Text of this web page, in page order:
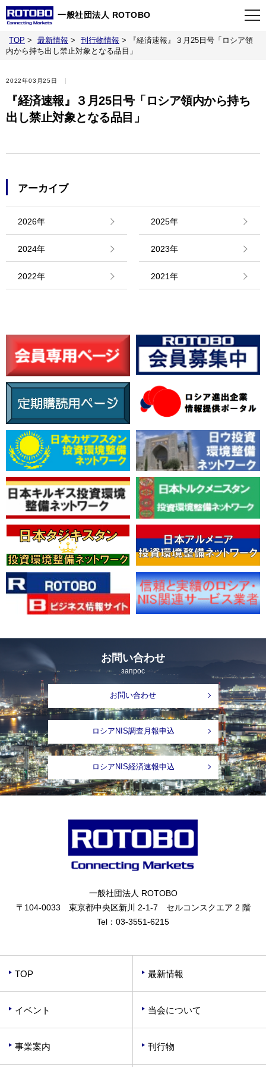
一般社団法人 ROTOBO
TOP
最新情報
当会について
刊行物
情報館
TOP > 最新情報 > 刊行物情報 >
『経済速報』３月25日号「ロシア領
内から持ち出し禁止対象となる品目」
2022年03月25日
『経済速報』３月25日号「ロシア領内から持ち
出し禁止対象となる品目」
アーカイブ
2026年 2025年
2024年 2023年
2022年 2021年
お問い合わせ
запрос
お問い合わせ
ロシアNIS調査月報申込
ロシアNIS経済速報申込
一般社団法人 ROTOBO
〒104-0033 東京都中央区新川 2-1-7 セルコンスクエア 2 階
Tel： 03-3551-6215
TOP 最新情報
イベント 当会について
事業案内 刊行物